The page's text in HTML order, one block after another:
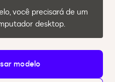
você precisará de um
desktop.
modelo